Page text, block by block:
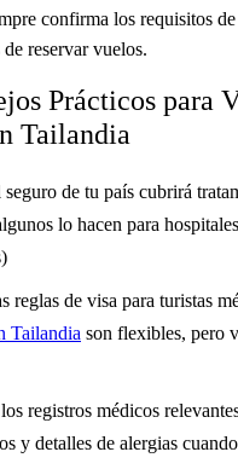
confirma los requisitos
reservar vuelos.
Prácticos para
Tailandia
de tu país cubrirá
lo hacen para
reglas de visa para turistas
Tailandia son flexibles, pero
registros médicos
y detalles de alergias